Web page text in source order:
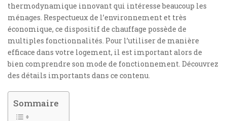
thermodynamique innovant qui intéresse beaucoup les
ménages. Respectueux de l’environnement et très
économique, ce dispositif de chauffage possède de
multiples fonctionnalités. Pour l’utiliser de manière
efficace dans votre logement, il est important alors de
bien comprendre son mode de fonctionnement. Découvrez
des détails importants dans ce contenu.
Sommaire